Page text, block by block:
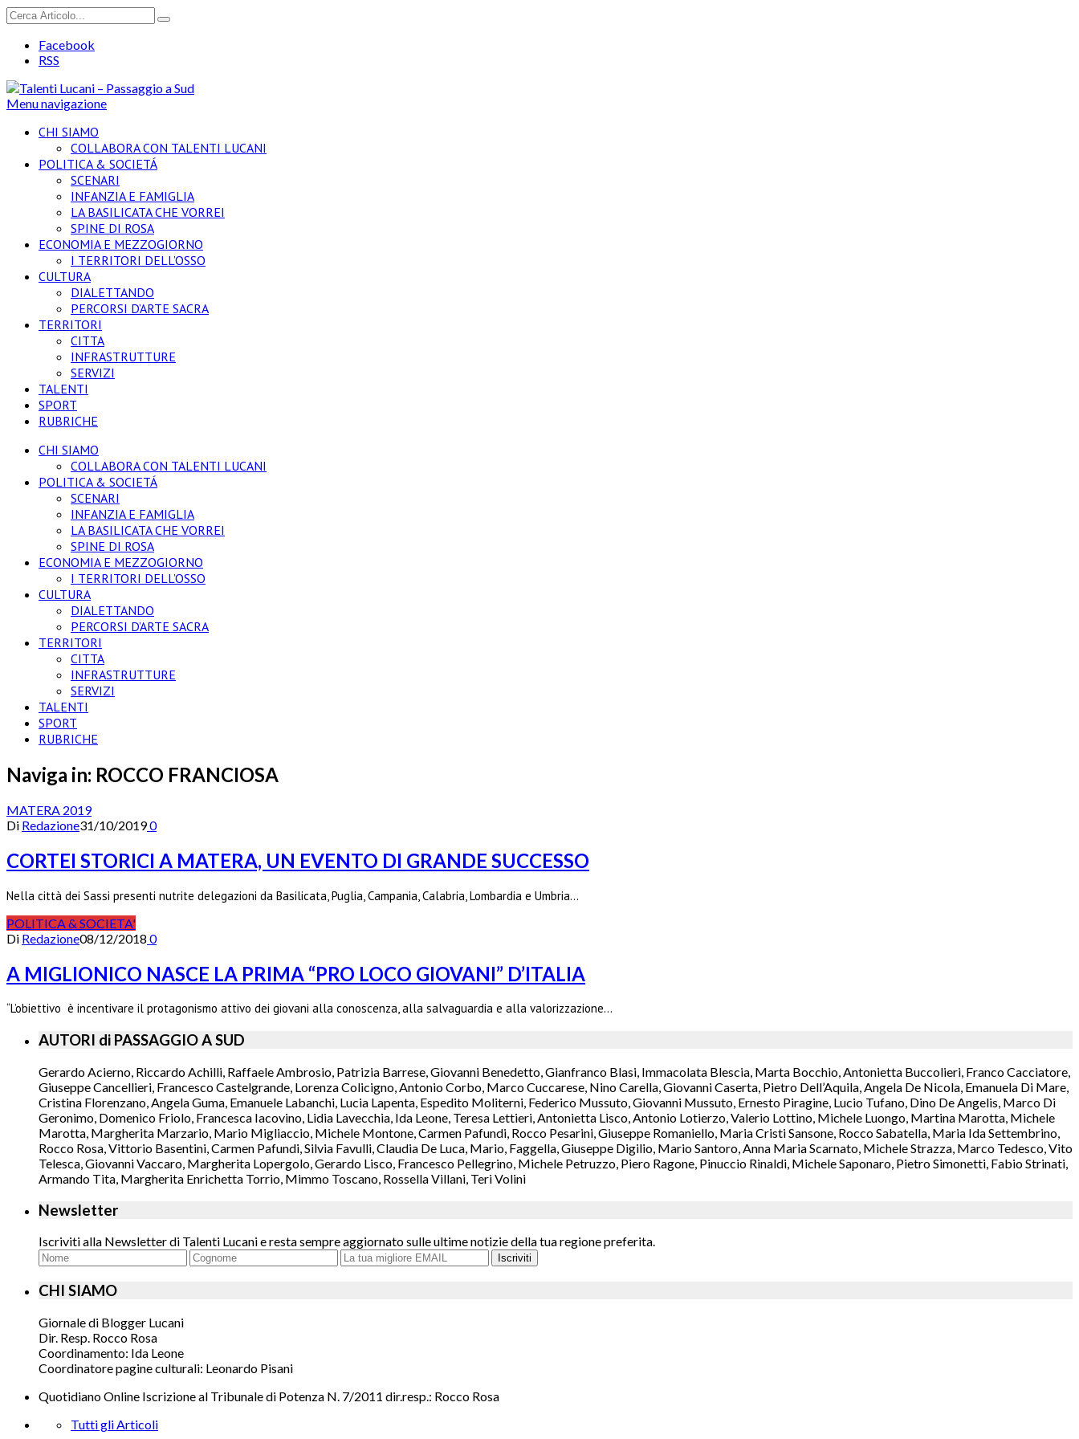
Facebook
RSS
Menu navigazione
CHI SIAMO
COLLABORA CON TALENTI LUCANI
POLITICA & SOCIETÁ
SCENARI
INFANZIA E FAMIGLIA
LA BASILICATA CHE VORREI
SPINE DI ROSA
ECONOMIA E MEZZOGIORNO
I TERRITORI DELL’OSSO
CULTURA
DIALETTANDO
PERCORSI D’ARTE SACRA
TERRITORI
CITTA
INFRASTRUTTURE
SERVIZI
TALENTI
SPORT
RUBRICHE
CHI SIAMO
COLLABORA CON TALENTI LUCANI
POLITICA & SOCIETÁ
SCENARI
INFANZIA E FAMIGLIA
LA BASILICATA CHE VORREI
SPINE DI ROSA
ECONOMIA E MEZZOGIORNO
I TERRITORI DELL’OSSO
CULTURA
DIALETTANDO
PERCORSI D’ARTE SACRA
TERRITORI
CITTA
INFRASTRUTTURE
SERVIZI
TALENTI
SPORT
RUBRICHE
Naviga in: ROCCO FRANCIOSA
MATERA 2019
Di Redazione31/10/20190
CORTEI STORICI A MATERA, UN EVENTO DI GRANDE SUCCESSO
Nella città dei Sassi presenti nutrite delegazioni da Basilicata, Puglia, Campania, Calabria, Lombardia e Umbria…
POLITICA & SOCIETA'
Di Redazione08/12/2018 0
A MIGLIONICO NASCE LA PRIMA “PRO LOCO GIOVANI” D’ITALIA
“L’obiettivo è incentivare il protagonismo attivo dei giovani alla conoscenza, alla salvaguardia e alla valorizzazione…
AUTORI di PASSAGGIO A SUD
Gerardo Acierno, Riccardo Achilli, Raffaele Ambrosio, Patrizia Barrese, Giovanni Benedetto, Gianfranco Blasi, Immacolata Blescia, Marta Bocchio, Antonietta Buccolieri, Franco Cacciatore,
Giuseppe Cancellieri, Francesco Castelgrande, Lorenza Colicigno, Antonio Corbo, Marco Cuccarese, Nino Carella, Giovanni Caserta, Pietro Dell’Aquila, Angela De Nicola, Emanuela Di Mare,
Cristina Florenzano, Angela Guma, Emanuele Labanchi, Lucia Lapenta, Espedito Moliterni, Federico Mussuto, Giovanni Mussuto, Ernesto Piragine, Lucio Tufano, Dino De Angelis, Marco Di
Geronimo, Domenico Friolo, Francesca Iacovino, Lidia Lavecchia, Ida Leone, Teresa Lettieri, Antonietta Lisco, Antonio Lotierzo, Valerio Lottino, Michele Luongo, Martina Marotta, Michele
Marotta, Margherita Marzario, Mario Migliaccio, Michele Montone, Carmen Pafundi, Rocco Pesarini, Giuseppe Romaniello, Maria Cristi Sansone, Rocco Sabatella, Maria Ida Settembrino,
Rocco Rosa, Vittorio Basentini, Carmen Pafundi, Silvia Favulli, Claudia De Luca, Mario, Faggella, Giuseppe Digilio, Mario Santoro, Anna Maria Scarnato, Michele Strazza, Marco Tedesco, Vito
Telesca, Giovanni Vaccaro, Margherita Lopergolo, Gerardo Lisco, Francesco Pellegrino, Michele Petruzzo, Piero Ragone, Pinuccio Rinaldi, Michele Saponaro, Pietro Simonetti, Fabio Strinati,
Armando Tita, Margherita Enrichetta Torrio, Mimmo Toscano, Rossella Villani, Teri Volini
Newsletter
Iscriviti alla Newsletter di Talenti Lucani e resta sempre aggiornato sulle ultime notizie della tua regione preferita.
Iscriviti
CHI SIAMO
Giornale di Blogger Lucani
Dir. Resp. Rocco Rosa
Coordinamento: Ida Leone
Coordinatore pagine culturali: Leonardo Pisani
Quotidiano Online Iscrizione al Tribunale di Potenza N. 7/2011 dir.resp.: Rocco Rosa
Tutti gli Articoli